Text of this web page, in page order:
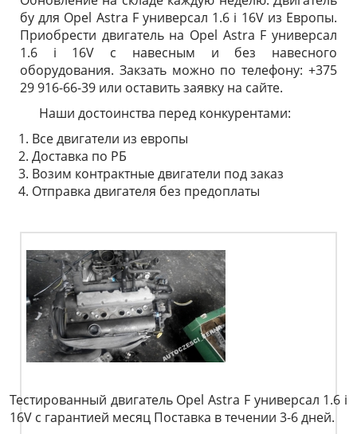
бу для Opel Astra F универсал 1.6 i 16V из Европы.
Приобрести двигатель на Opel Astra F универсал
1.6 i 16V с навесным и без навесного
оборудования. Закзать можно по телефону: +375
29 916-66-39 или оставить заявку на сайте.
Наши достоинства перед конкурентами:
Все двигатели из европы
Доставка по РБ
Возим контрактные двигатели под заказ
Отправка двигателя без предоплаты
Тестированный двигатель Opel Astra F универсал 1.6 i
16V c гарантией месяц Поставка в течении 3-6 дней.